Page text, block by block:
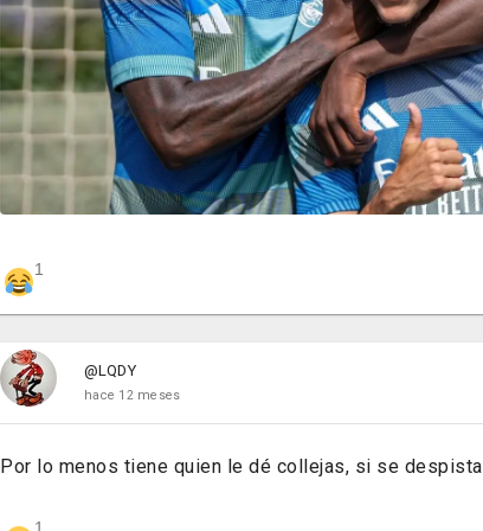
1
@LQDY
hace 12 meses
Por lo menos tiene quien le dé collejas, si se despista
1